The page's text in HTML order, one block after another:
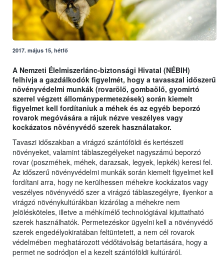
2017. május 15, hétfő
A Nemzeti Élelmiszerlánc-biztonsági Hivatal (NÉBIH)
felhívja a gazdálkodók figyelmét, hogy a tavasszal időszerű
növényvédelmi munkák (rovarölő, gombaölő, gyomirtó
szerrel végzett állománypermetezések) során kiemelt
figyelmet kell fordítaniuk a méhek és az egyéb beporzó
rovarok megóvására a rájuk nézve veszélyes vagy
kockázatos növényvédő szerek használatakor.
Tavaszi időszakban a virágzó szántóföldi és kertészeti
növényeket, valamint táblaszegélyeket nagyszámú beporzó
rovar (poszméhek, méhek, darazsak, legyek, lepkék) keresi fel.
Az időszerű növényvédelmi munkák során kiemelt figyelmet kell
fordítani arra, hogy ne kerülhessen méhekre kockázatos vagy
veszélyes növényvédő szer a virágzó táblaszegélyre, ilyenkor a
virágzó növénykultúrákban kizárólag a méhekre nem
jelölésköteles, illetve a méhkímélő technológiával kijuttatható
szerek használhatók. Permetezéskor ügyelni kell a növényvédő
szerek engedélyokiratában feltüntetett, a nem cél rovarok
védelmében meghatározott védőtávolság betartására, hogy a
permet ne sodródjon el a kezelt szántóföldi kultúráról.